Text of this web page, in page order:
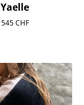
Yaelle
545CHF